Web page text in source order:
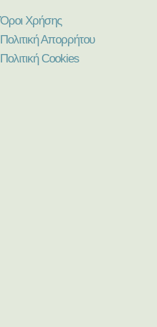
Όροι Χρήσης
Πολιτική Απορρήτου
Πολιτική Cookies